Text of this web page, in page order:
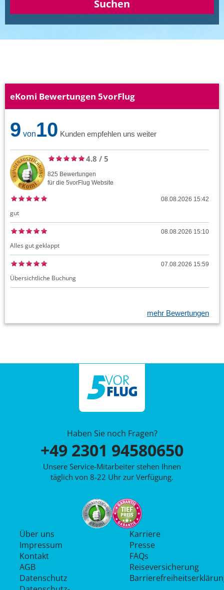
Suchen
eKomi Bewertungen 5vorFlug
9 von10 Kunden empfehlen uns weiter
4.8 / 5
825 Bewertungen
für die 5vorFlug Website
08.08.2026 15:42
gut
08.08.2026 15:10
Alles gut geklappt
07.08.2026 15:59
Übersichtliche Buchung
mehr Bewertungen
Haben Sie noch Fragen?
+49 2301 94580650
Unsere Service-Mitarbeiter stehen Ihnen
täglich von 8-22 Uhr zur Verfügung.
Über uns
Impressum
Kontakt
AGB
Datenschutz
Karriere
Presse
FAQs
Reiseversicherung